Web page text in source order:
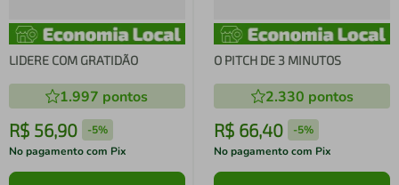
LIDERE COM GRATIDÃO
1.997 pontos
R$ 56,90 -5%
No pagamento com Pix
O PITCH DE 3 MINUTOS
2.330 pontos
R$ 66,40 -5%
No pagamento com Pix